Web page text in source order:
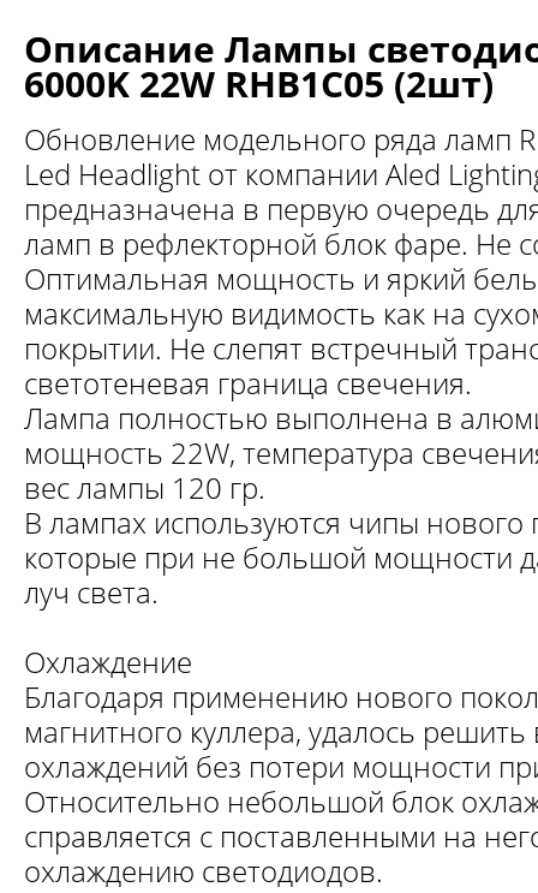
Описание Лампы
6000K 22W RHB1C05 (2шт)
Обновление модельного ряда ламп
Led Headlight от компании Aled
предназначена в первую очередь
ламп в рефлекторной блок фаре. Не
Оптимальная мощность и яркий
максимальную видимость как на
покрытии. Не слепят встречный
светотеневая граница свечения.
Лампа полностью выполнена в
мощность 22W, температура
вес лампы 120 гр.
В лампах используются чипы нового
которые при не большой мощности
луч света.
Охлаждение
Благодаря применению нового
магнитного куллера, удалось
охлаждений без потери мощности
Относительно небольшой блок
справляется с поставленными на
охлаждению светодиодов.